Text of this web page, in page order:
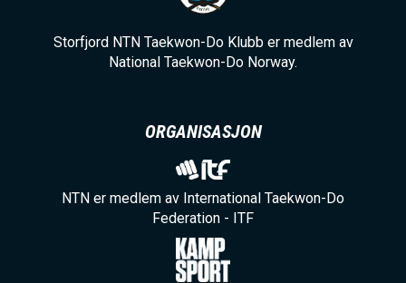
Storfjord NTN Taekwon-Do Klubb er medlem av
National Taekwon-Do Norway.
ORGANISASJON
NTN er medlem av International Taekwon-Do
Federation - ITF